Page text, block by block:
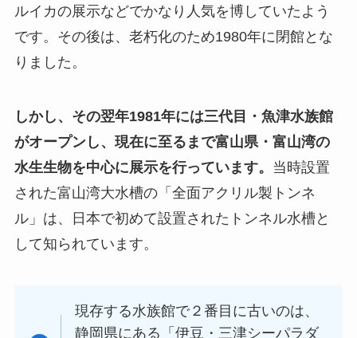
ルイカの展示などでかなり人気を博していたよう
です。その後は、老朽化のため1980年に閉館とな
りました。
しかし、その翌年1981年には三代目・魚津水族館
がオープンし、現在に至るまで富山県・富山湾の
水生生物を中心に展示を行っています。 当時設置
された富山湾大水槽の「全面アクリル製トンネ
ル」は、日本で初めて設置されたトンネル水槽と
して知られています。
現存する水族館で２番目に古いのは、
静岡県にある「伊豆・三津シーパラダ